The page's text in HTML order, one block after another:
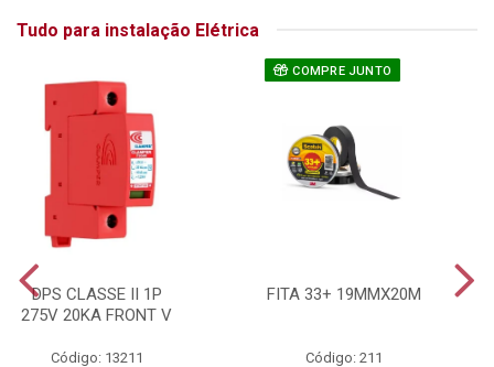
Tudo para instalação Elétrica
DPS CLASSE II 1P
275V 20KA FRONT V
Código: 13211
COMPRE JUNTO
FITA 33+ 19MMX20M
Código: 211